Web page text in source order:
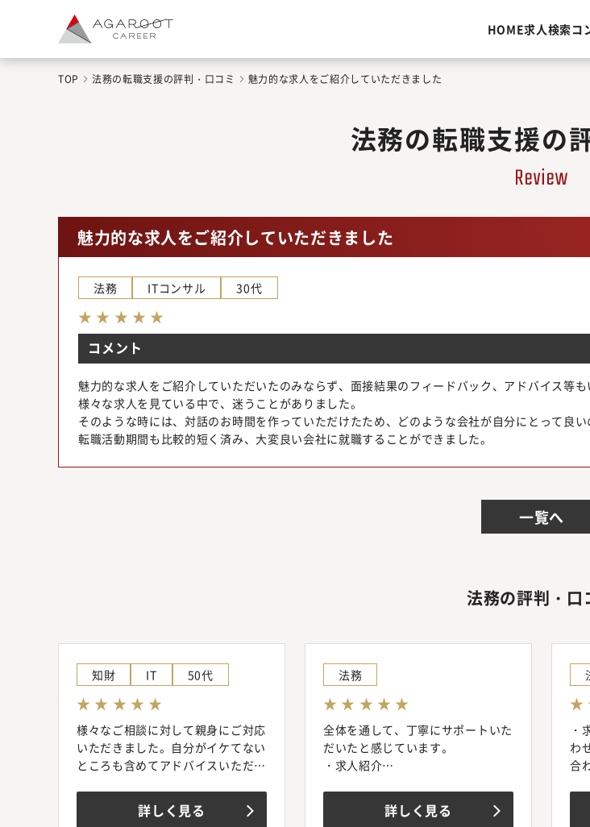
HOME求人検索コ
TOP 法務の転職支援の評判・口コミ 魅力的な求人をご紹介していただきました
法務の転職支援の
魅力的な求人をご紹介していただきました
法務 ITコンサル 30代
★ ★ ★ ★ ★
コメント
魅力的な求人をご紹介していただいたのみならず、面接結果のフィードバック、アドバイス等も
様々な求人を見ている中で、迷うことがありました。
そのような時には、対話のお時間を作っていただけたため、どのような会社が自分にとって良
転職活動期間も比較的短く済み、大変良い会社に就職することができました。
一覧へ
法務の評判・口
知財 IT 50代
★ ★ ★ ★ ★
様々なご相談に対して親身にご対応
いただきました。自分がイケてない
ところも含めてアドバイスいただき
知財業界は専門的かつ特殊な領域で
すが、この業界の転職事情の知見を
詳しく見る
法務
★ ★ ★ ★ ★
全体を通して、丁寧にサポートいた
だいたと感じています。
・求人紹介
職だったため、求人の母数の少なさ
が前提にある中で、軸に沿った求人
詳しく見る
★
・
わ
合